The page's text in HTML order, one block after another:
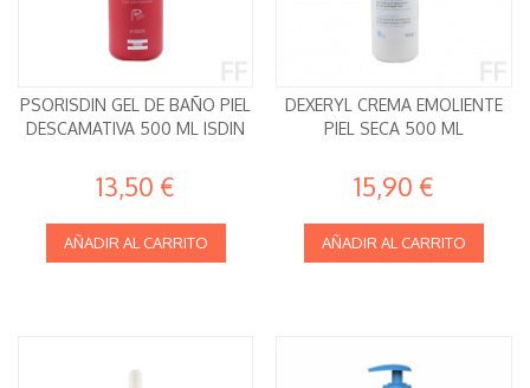
PSORISDIN GEL DE BAÑO PIEL
DESCAMATIVA 500 ML ISDIN
13,50 €
AÑADIR AL CARRITO
DEXERYL CREMA EMOLIENTE
PIEL SECA 500 ML
15,90 €
AÑADIR AL CARRITO